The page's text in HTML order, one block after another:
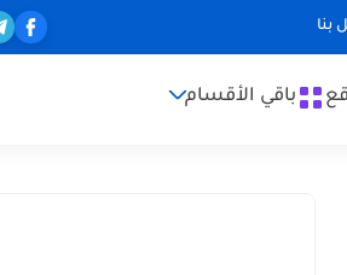
بنا
باقي الأقسام